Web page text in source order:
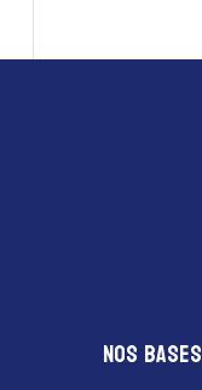
Nos bases